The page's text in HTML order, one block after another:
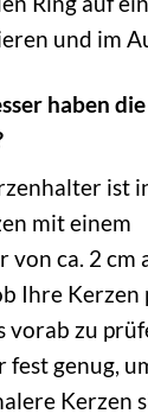
und im
haben
ist
mit einem
von ca. 2 cm
Ihre Kerzen
vorab zu
fest genug,
Kerzen